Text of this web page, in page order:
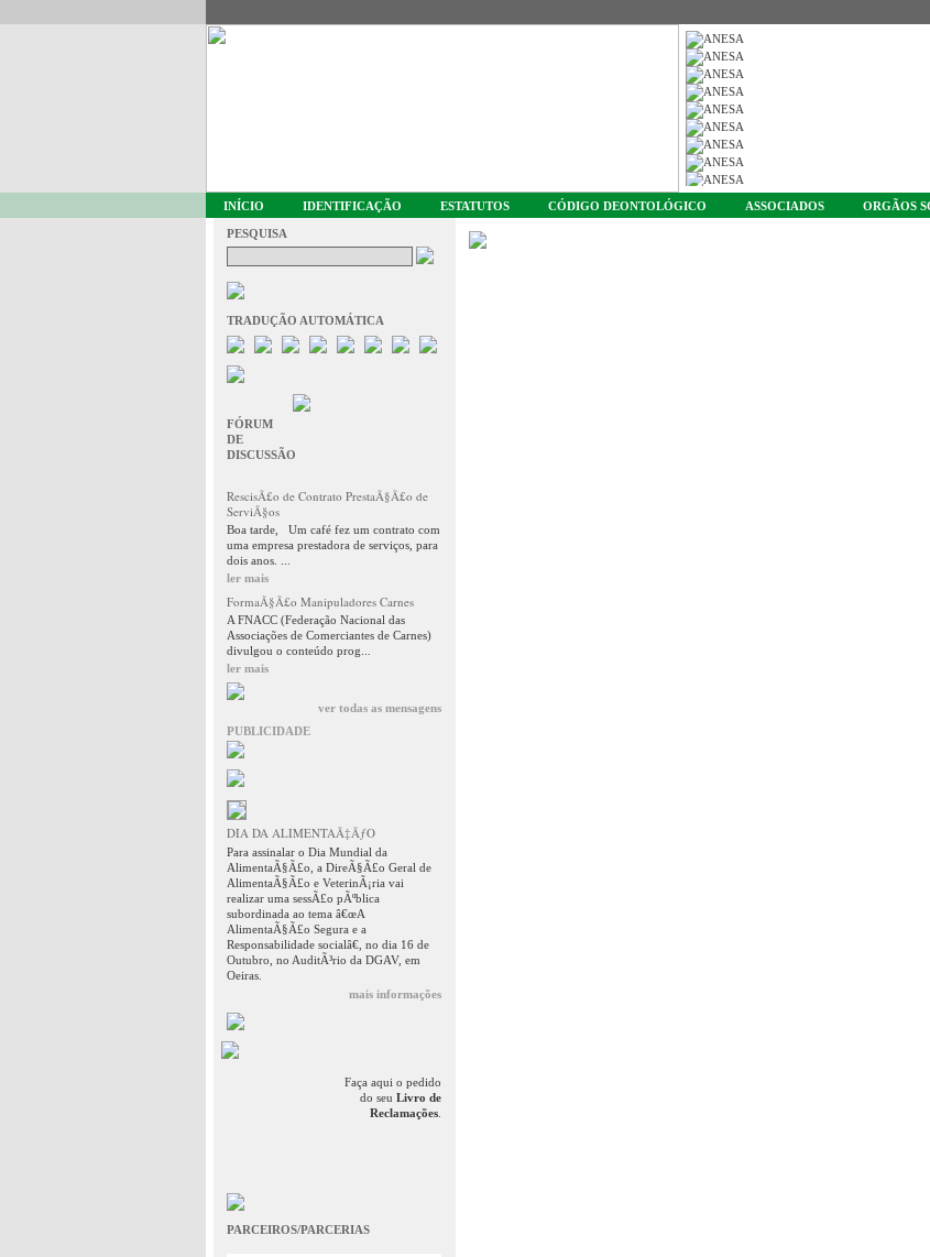
INÍCIO IDENTIFICAÇÃO ESTATUTOS CÓDIGO DEONTOLÓGICO ASSOCIADOS ORGÃOS
PESQUISA
TRADUÇÃO AUTOMÁTICA
FÓRUM
DE
DISCUSSÃO
RescisÃ£o de Contrato PrestaÃ§Ã£o de
ServiÃ§os
Boa tarde, Um café fez um contrato com
uma empresa prestadora de serviços, para
dois anos. ...
ler mais
FormaÃ§Ã£o Manipuladores Carnes
A FNACC (Federação Nacional das
Associações de Comerciantes de Carnes)
divulgou o conteúdo prog...
ler mais
ver todas as mensagens
PUBLICIDADE
DIA DA ALIMENTAÃ‡ÃƒO
Para assinalar o Dia Mundial da
AlimentaÃ§Ã£o, a DireÃ§Ã£o Geral de
AlimentaÃ§Ã£o e VeterinÃ¡ria vai
realizar uma sessÃ£o pÃºblica
subordinada ao tema â€œA
AlimentaÃ§Ã£o Segura e a
Responsabilidade socialâ€, no dia 16 de
Outubro, no AuditÃ³rio da DGAV, em
Oeiras.
mais informações
Faça aqui o pedido
do seu Livro de
Reclamações
PARCEIROS/PARCERIAS